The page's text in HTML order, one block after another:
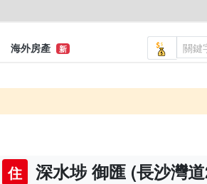
海外房產 新
住
深水埗 御匯 (長沙灣